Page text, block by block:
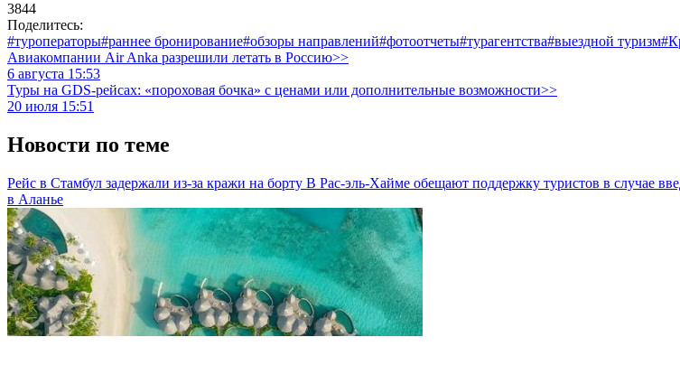
3844
Поделитесь:
#туроператоры#раннее бронирование#обзоры направлений#фотоотчеты#турагентства#выездной туризм
Авиакомпании Air Anka разрешили летать в Россию>>
6 августа 15:53
Туры на GDS-рейсах: «пороховая бочка» с ценами или дополнительные возможности>>
20 июля 15:51
Новости по теме
Рейс в Стамбул задержали из-за кражи на борту В Рас-эль-Хайме обещают поддержку туристов в случае
в Аланье